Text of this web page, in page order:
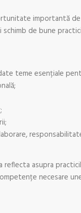
importantă
de bune
teme esențiale
asupra
necesare